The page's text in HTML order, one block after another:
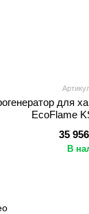
для
EcoFlame
35
В